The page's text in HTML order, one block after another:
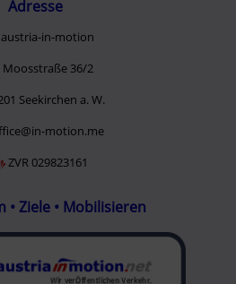
Adresse
austria-in-motion
Moosstraße 36/2
Seekirchen a. W.
motion.me
ZVR 029823161
• Ziele • Mobilisieren